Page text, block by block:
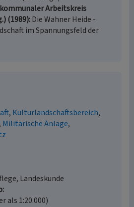
Arbeitskreis
(1989) Die Wahner Heide -
im Spannungsfeld der
Kulturlandschaftsbereich
Militärische Anlage
Landeskunde
als 1:20.000)